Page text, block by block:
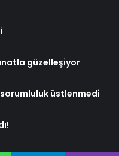
güzelleşiyor
sorumluluk üstlenmedi